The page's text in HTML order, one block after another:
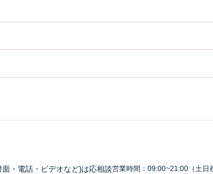
面・電話・ビデオなど)は応相談営業時間：09:00~21:00（土日